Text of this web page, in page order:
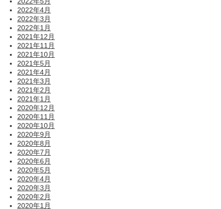
2022年4月
2022年3月
2022年1月
2021年12月
2021年11月
2021年10月
2021年5月
2021年4月
2021年3月
2021年2月
2021年1月
2020年12月
2020年11月
2020年10月
2020年9月
2020年8月
2020年7月
2020年6月
2020年5月
2020年4月
2020年3月
2020年2月
2020年1月